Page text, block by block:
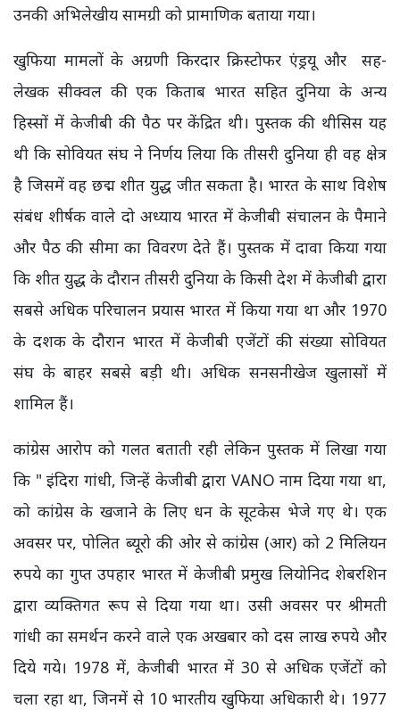
उनकी अभिलेखीय सामग्री को प्रामाणिक बताया गया।
खुफिया मामलों के अग्रणी किरदार क्रिस्टोफर एंड्रयू और सह-
लेखक सीक्वल की एक किताब भारत सहित दुनिया के अन्य
हिस्सों में केजीबी की पैठ पर केंद्रित थी। पुस्तक की थीसिस यह
थी कि सोवियत संघ ने निर्णय लिया कि तीसरी दुनिया ही वह क्षेत्र
है जिसमें वह छद्म शीत युद्ध जीत सकता है। भारत के साथ विशेष
संबंध शीर्षक वाले दो अध्याय भारत में केजीबी संचालन के पैमाने
और पैठ की सीमा का विवरण देते हैं। पुस्तक में दावा किया गया
कि शीत युद्ध के दौरान तीसरी दुनिया के किसी देश में केजीबी द्वारा
सबसे अधिक परिचालन प्रयास भारत में किया गया था और 1970
के दशक के दौरान भारत में केजीबी एजेंटों की संख्या सोवियत
संघ के बाहर सबसे बड़ी थी। अधिक सनसनीखेज खुलासों में
शामिल हैं।
कांग्रेस आरोप को गलत बताती रही लेकिन पुस्तक में लिखा गया
कि " इंदिरा गांधी, जिन्हें केजीबी द्वारा VANO नाम दिया गया था,
को कांग्रेस के खजाने के लिए धन के सूटकेस भेजे गए थे। एक
अवसर पर, पोलित ब्यूरो की ओर से कांग्रेस (आर) को 2 मिलियन
रुपये का गुप्त उपहार भारत में केजीबी प्रमुख लियोनिद शेबरशिन
द्वारा व्यक्तिगत रूप से दिया गया था। उसी अवसर पर श्रीमती
गांधी का समर्थन करने वाले एक अखबार को दस लाख रुपये और
दिये गये। 1978 में, केजीबी भारत में 30 से अधिक एजेंटों को
चला रहा था, जिनमें से 10 भारतीय खुफिया अधिकारी थे। 1977